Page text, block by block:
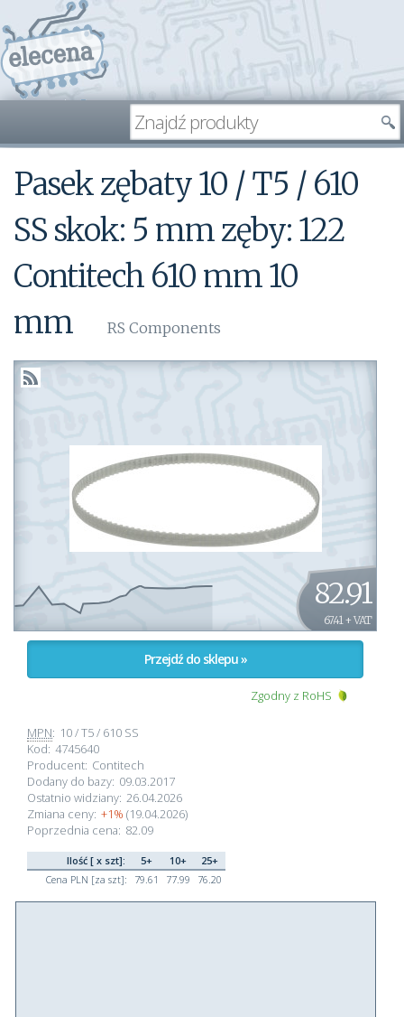
Pasek zębaty 10 / T5 / 610
SS skok: 5 mm zęby: 122
Contitech 610 mm 10
mm
RS Components
82.91
67.41 + VAT
Przejdź do sklepu »
Zgodny z RoHS
MPN: 10 / T5 / 610 SS
Kod: 4745640
Producent: Contitech
Dodany do bazy: 09.03.2017
Ostatnio widziany: 26.04.2026
Zmiana ceny: +1% (19.04.2026)
Poprzednia cena: 82.09
Ilość [ x szt]: 5+ 10+
25+
Cena PLN [za szt]:
79.61 77.99 76.20